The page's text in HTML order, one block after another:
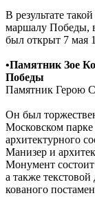
В результате
маршалу Победы,
был открыт 7 мая
•Памятник Зое
Победы
Памятник Герою
Он был
Московском
архитектурного
Манизер и
Монумент состоит
а также
кованого